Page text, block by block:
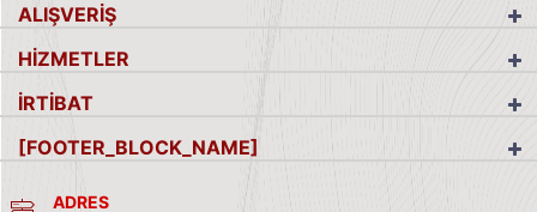
ALIŞVERİŞ
HİZMETLER
İRTİBAT
[FOOTER_BLOCK_NAME]
ADRES